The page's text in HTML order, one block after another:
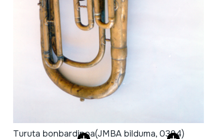
Turuta bonbardinoa(JMBA bilduma, 0394)